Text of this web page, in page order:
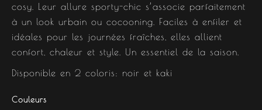
cosy. Leur allure sporty-chic s’associe parfaitement
à un look urbain ou cocooning. Faciles à enfiler et
idéales pour les journées fraîches, elles allient
confort, chaleur et style. Un essentiel de la saison.
Disponible en 2 coloris: noir et kaki
Couleurs